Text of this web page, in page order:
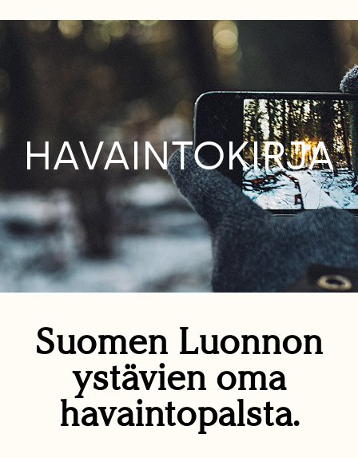
HAVAINTOKIRJA
Suomen Luonnon
ystävien oma
havaintopalsta.